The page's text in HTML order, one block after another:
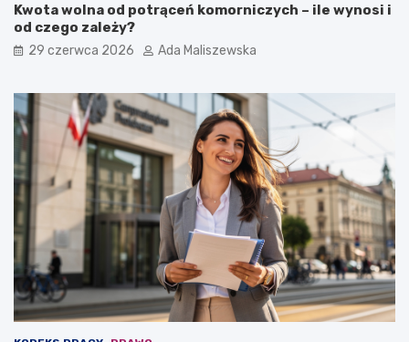
Kwota wolna od potrąceń komorniczych – ile wynosi i
od czego zależy?
29 czerwca 2026 Ada Maliszewska